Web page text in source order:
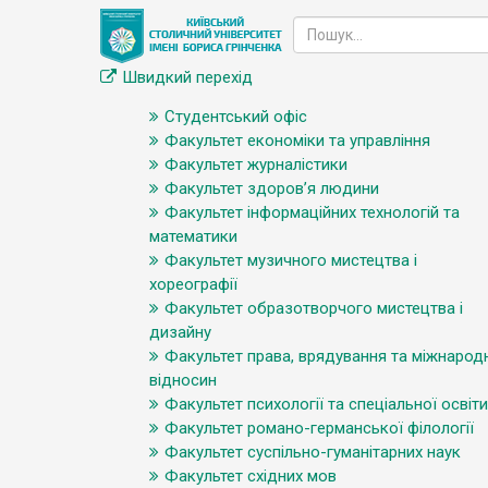
Швидкий перехід
Студентський офіс
Факультет економіки та управління
Факультет журналістики
Факультет здоров’я людини
Факультет інформаційних технологій та
математики
Факультет музичного мистецтва і
хореографії
Факультет образотворчого мистецтва і
дизайну
Факультет права, врядування та
відносин
Факультет психології та спеціальної освіти
Факультет романо-германської філології
Факультет суспільно-гуманітарних наук
Факультет східних мов